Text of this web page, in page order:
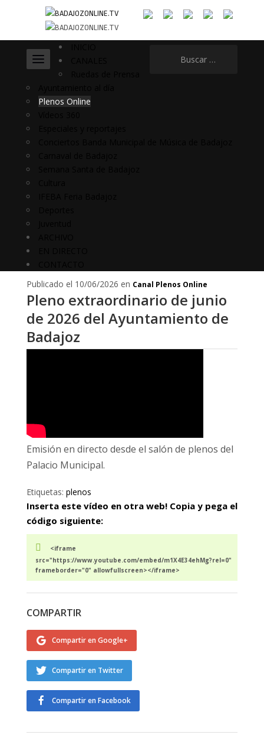
Plenos Online
Publicado el 10/06/2026 en Canal Plenos Online
Pleno extraordinario de junio
de 2026 del Ayuntamiento de
Badajoz
Emisión en directo desde el salón de plenos del
Palacio Municipal.
Etiquetas: plenos
Inserta este vídeo en otra web! Copia y pega el
código siguiente:
<iframe
src="https://www.youtube.com/embed/m1X4E34ehMg?rel=0"
frameborder="0" allowfullscreen></iframe>
COMPARTIR
Compartir en Google+
Compartir en Twitter
Compartir en Facebook